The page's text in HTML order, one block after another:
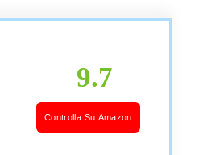
9.7
Controlla Su Amazon